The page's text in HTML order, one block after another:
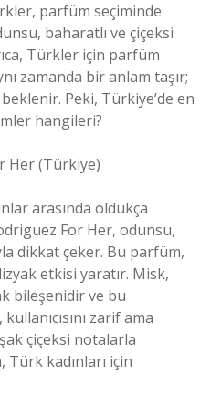
parfüm seçiminde
baharatlı ve çiçeksi
Türkler için parfüm
zamanda bir anlam taşır;
Peki, Türkiye’de en
hangileri?
Her (Türkiye)
arasında oldukça
For Her, odunsu,
dikkat çeker. Bu parfüm,
etkisi yaratır. Misk,
bileşenidir ve bu
zarif ama
çiçeksi notalarla
kadınları için